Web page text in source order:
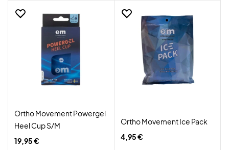
Ortho Movement Powergel
Heel Cup S/M
19,95 €
Ortho Movement Ice Pack
4,95 €